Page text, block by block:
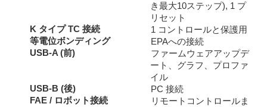
き最大10ステップ), 1 プ
リセット
K タイプ TC 接続
1 コントロールと保護用
等電位ボンディング
EPAへの接続
USB-A (前)
ファームウェアアップデ
ート、グラフ、プロファ
イル
USB-B (後)
PC 接続
FAE / ロボット接続
リモートコントロールま